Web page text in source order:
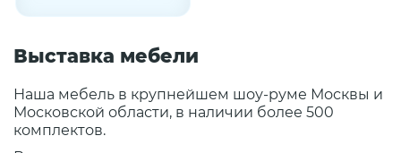
Выставка мебели
Наша мебель в крупнейшем шоу-руме Москвы и
Московской области, в наличии более 500
комплектов.